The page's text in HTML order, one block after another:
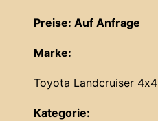
Preise: Auf Anfrage
Marke:
Toyota Landcruiser 4x4
Kategorie: